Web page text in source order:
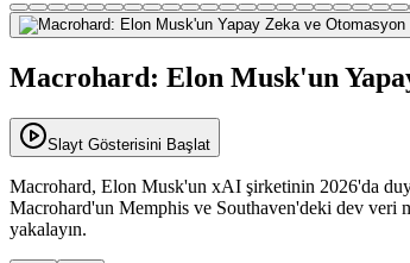
Macrohard: Elon Musk'un
Slayt Gösterisini Başlat
Macrohard, Elon Musk'un xAI şirketinin 2026'da
Macrohard'un Memphis ve Southaven'deki dev veri
yakalayın.